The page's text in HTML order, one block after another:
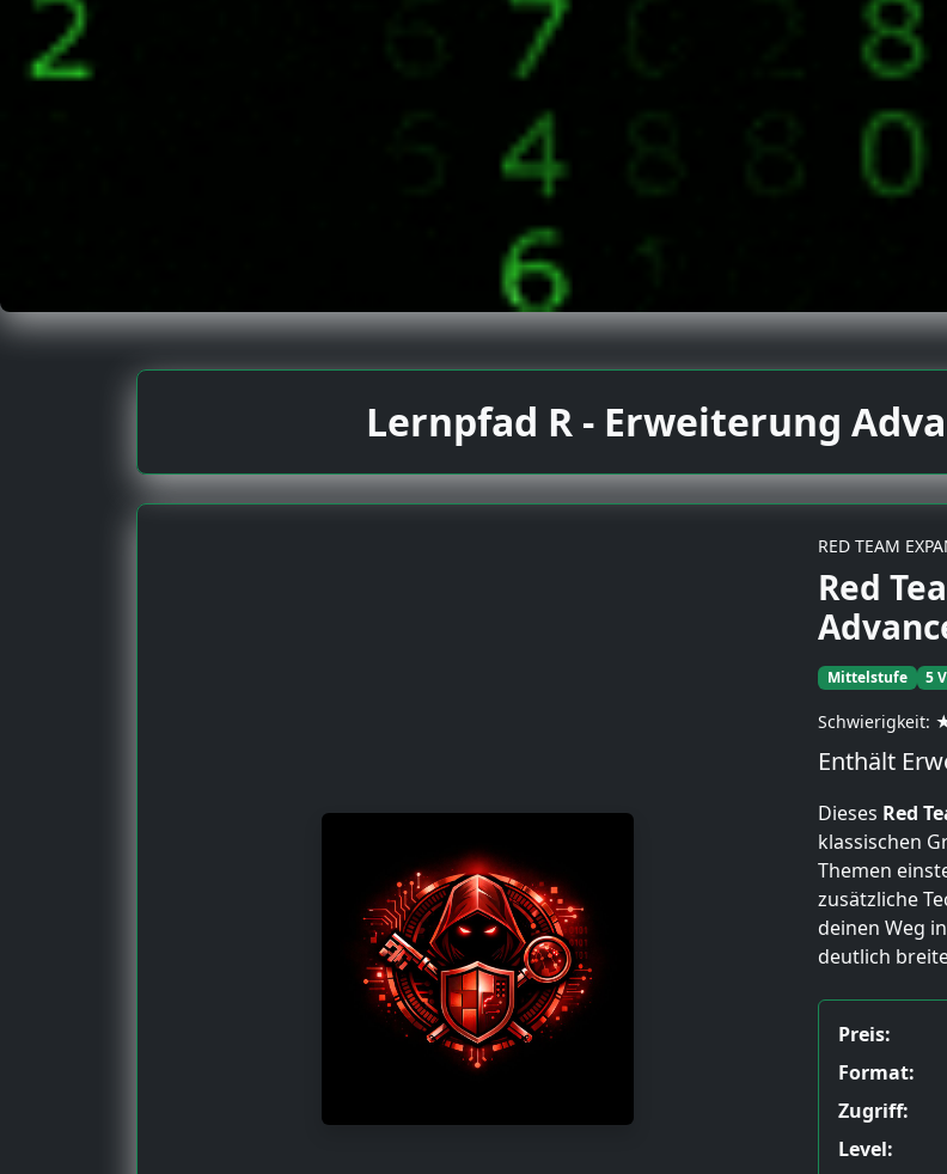
Lernpfad R - Erweiterung
RED TEAM
Red
Mittelstufe 5
Enthält
Dieses Red
klassischen
Themen
zusätzliche
deinen Weg in
deutlich
Preis:
Format:
Zugriff:
Level: